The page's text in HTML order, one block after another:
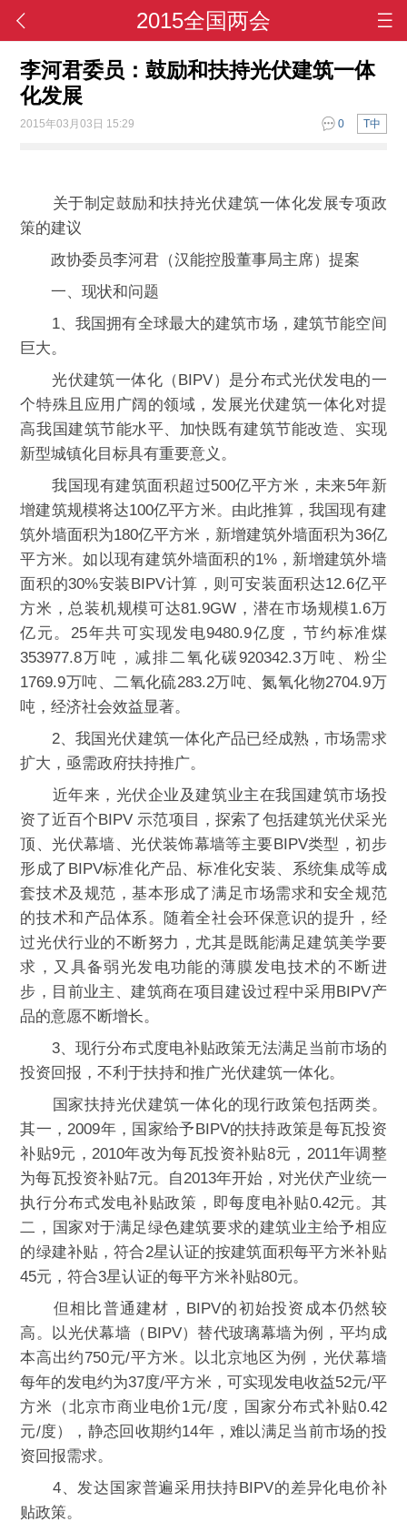
2015全国两会
李河君委员：鼓励和扶持光伏建筑一体
化发展
2015年03月03日 15:29 T中
0
关于制定鼓励和扶持光伏建筑一体化发展专项政
策的建议
政协委员李河君（汉能控股董事局主席）提案
一、现状和问题
1、我国拥有全球最大的建筑市场，建筑节能空间
巨大。
光伏建筑一体化（BIPV）是分布式光伏发电的一
个特殊且应用广阔的领域，发展光伏建筑一体化对提
高我国建筑节能水平、加快既有建筑节能改造、实现
新型城镇化目标具有重要意义。
我国现有建筑面积超过500亿平方米，未来5年新
增建筑规模将达100亿平方米。由此推算，我国现有建
筑外墙面积为180亿平方米，新增建筑外墙面积为36亿
平方米。如以现有建筑外墙面积的1%，新增建筑外墙
面积的30%安装BIPV计算，则可安装面积达12.6亿平
方米，总装机规模可达81.9GW，潜在市场规模1.6万
亿元。25年共可实现发电9480.9亿度，节约标准煤
353977.8万吨，减排二氧化碳920342.3万吨、粉尘
1769.9万吨、二氧化硫283.2万吨、氮氧化物2704.9万
吨，经济社会效益显著。
2、我国光伏建筑一体化产品已经成熟，市场需求
扩大，亟需政府扶持推广。
近年来，光伏企业及建筑业主在我国建筑市场投
资了近百个BIPV 示范项目，探索了包括建筑光伏采光
顶、光伏幕墙、光伏装饰幕墙等主要BIPV类型，初步
形成了BIPV标准化产品、标准化安装、系统集成等成
套技术及规范，基本形成了满足市场需求和安全规范
的技术和产品体系。随着全社会环保意识的提升，经
过光伏行业的不断努力，尤其是既能满足建筑美学要
求，又具备弱光发电功能的薄膜发电技术的不断进
步，目前业主、建筑商在项目建设过程中采用BIPV产
品的意愿不断增长。
3、现行分布式度电补贴政策无法满足当前市场的
投资回报，不利于扶持和推广光伏建筑一体化。
国家扶持光伏建筑一体化的现行政策包括两类。
其一，2009年，国家给予BIPV的扶持政策是每瓦投资
补贴9元，2010年改为每瓦投资补贴8元，2011年调整
为每瓦投资补贴7元。自2013年开始，对光伏产业统一
执行分布式发电补贴政策，即每度电补贴0.42元。其
二，国家对于满足绿色建筑要求的建筑业主给予相应
的绿建补贴，符合2星认证的按建筑面积每平方米补贴
45元，符合3星认证的每平方米补贴80元。
但相比普通建材，BIPV的初始投资成本仍然较
高。以光伏幕墙（BIPV）替代玻璃幕墙为例，平均成
本高出约750元/平方米。以北京地区为例，光伏幕墙
每年的发电约为37度/平方米，可实现发电收益52元/平
方米（北京市商业电价1元/度，国家分布式补贴0.42
元/度），静态回收期约14年，难以满足当前市场的投
资回报需求。
4、发达国家普遍采用扶持BIPV的差异化电价补
贴政策。